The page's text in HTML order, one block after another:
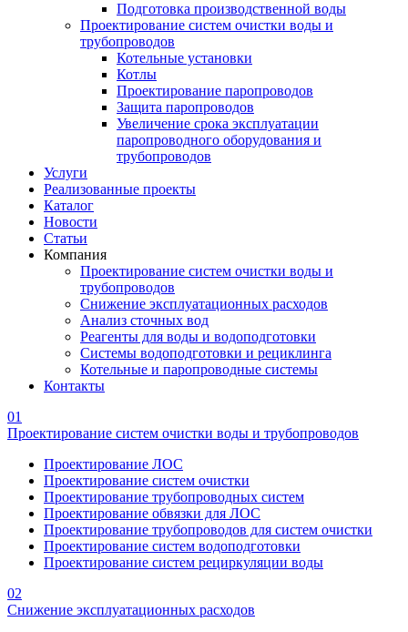
Подготовка производственной воды
Проектирование систем очистки воды и
трубопроводов
Котельные установки
Котлы
Проектирование паропроводов
Защита паропроводов
Увеличение срока эксплуатации
паропроводного оборудования и
трубопроводов
Услуги
Реализованные проекты
Каталог
Новости
Статьи
Компания
Проектирование систем очистки воды и
трубопроводов
Снижение эксплуатационных расходов
Анализ сточных вод
Реагенты для воды и водоподготовки
Системы водоподготовки и рециклинга
Котельные и паропроводные системы
Контакты
01
Проектирование систем очистки воды и трубопроводов
Проектирование ЛОС
Проектирование систем очистки
Проектирование трубопроводных систем
Проектирование обвязки для ЛОС
Проектирование трубопроводов для систем очистки
Проектирование систем водоподготовки
Проектирование систем рециркуляции воды
02
Снижение эксплуатационных расходов